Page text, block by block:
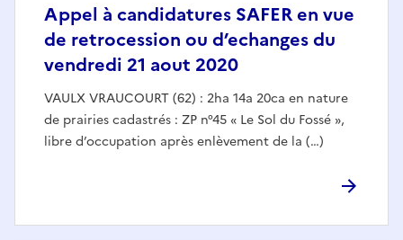
Appel à candidatures SAFER en vue
de retrocession ou d’echanges du
vendredi 21 aout 2020
VAULX VRAUCOURT (62) : 2ha 14a 20ca en nature
de prairies cadastrés : ZP n°45 « Le Sol du Fossé »,
libre d’occupation après enlèvement de la (…)